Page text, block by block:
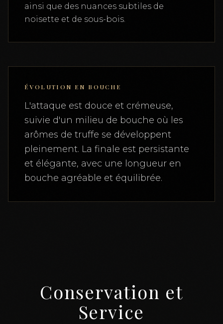
ainsi que des nuances subtiles de
noisette et de sous-bois.
ÉVOLUTION EN BOUCHE
L'attaque est douce et crémeuse,
suivie d'un milieu de bouche où les
arômes de truffe se développent
pleinement. La finale est persistante
et élégante, avec une longueur en
bouche agréable et équilibrée.
Conservation et
Service